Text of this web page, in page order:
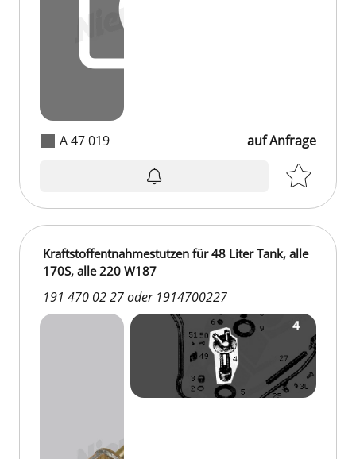
A 47 019 auf Anfrage
Kraftstoffentnahmestutzen für 48 Liter Tank, alle
170S, alle 220 W187
191 470 02 27 oder 1914700227